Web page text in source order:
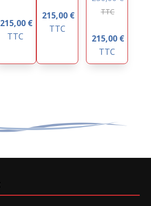
215,00 €
TTC
215,00 €
TTC
TTC
215,00 €
TTC